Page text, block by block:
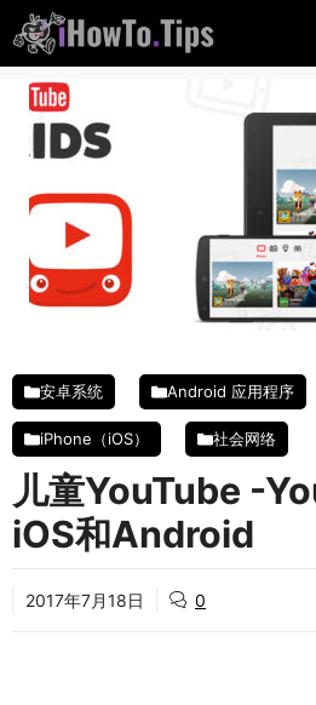
至
内
安卓系统 Android 应用程序
iPhone（iOS） 社会网络
儿童YouTube -
iOS和Android
2017年7月18日 0